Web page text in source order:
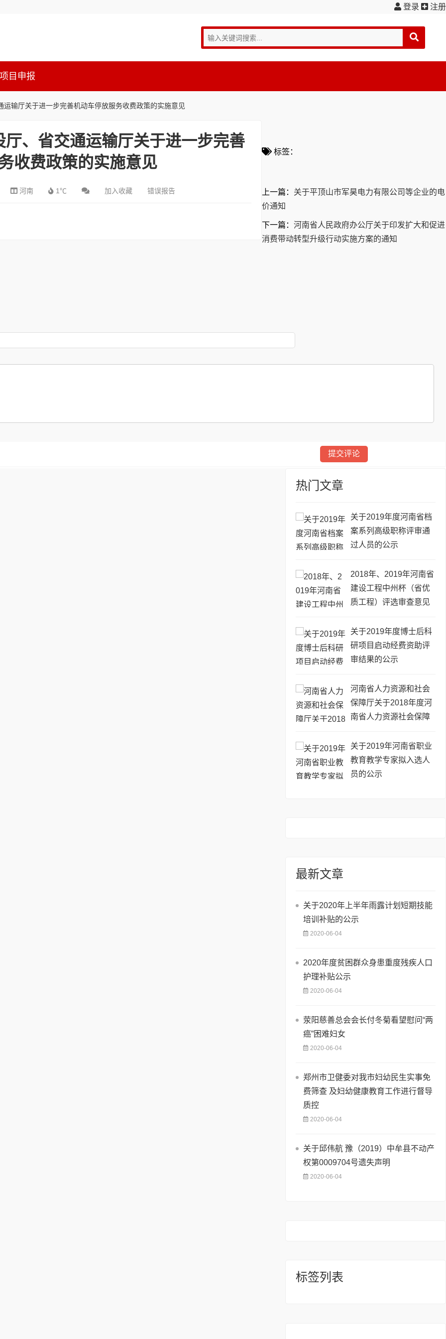
登录 注册
项目申报
输厅关于进一步完善机动车停放服务收费政策的实施意见
、省交通运输厅关于进一步完善
收费政策的实施意见
河南 1℃ 加入收藏 错误报告
标签：
上一篇： 关于平顶山市军昊电力有限公司等企业的电
价通知
下一篇：河南省人民政府办公厅关于印发扩大和促进
消费带动转型升级行动实施方案的通知
热门文章
关于2019年度河南省档
案系列高级职称评审通
过人员的公示
2018年、2019年河南省
建设工程中州杯（省优
质工程）评选审查意见
关于2019年度博士后科
研项目启动经费资助评
审结果的公示
河南省人力资源和社会
保障厅关于2018年度河
南省人力资源社会保障
关于2019年河南省职业
教育教学专家拟入选人
员的公示
最新文章
关于2020年上半年雨露计划短期技能
培训补贴的公示
2020-06-04
2020年度贫困群众身患重度残疾人口
护理补贴公示
2020-06-04
荥阳慈善总会会长付冬菊看望慰问“两
癌”困难妇女
2020-06-04
郑州市卫健委对我市妇幼民生实事免
费筛查 及妇幼健康教育工作进行督导
质控
2020-06-04
关于邱伟航 豫（2019）中牟县不动产
权第0009704号遗失声明
2020-06-04
标签列表